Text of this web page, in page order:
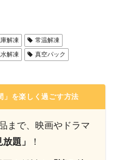
解凍
常温解凍
解凍
真空パック
」を楽しく過ごす方法
まで、映画やドラマ
放題」 ！